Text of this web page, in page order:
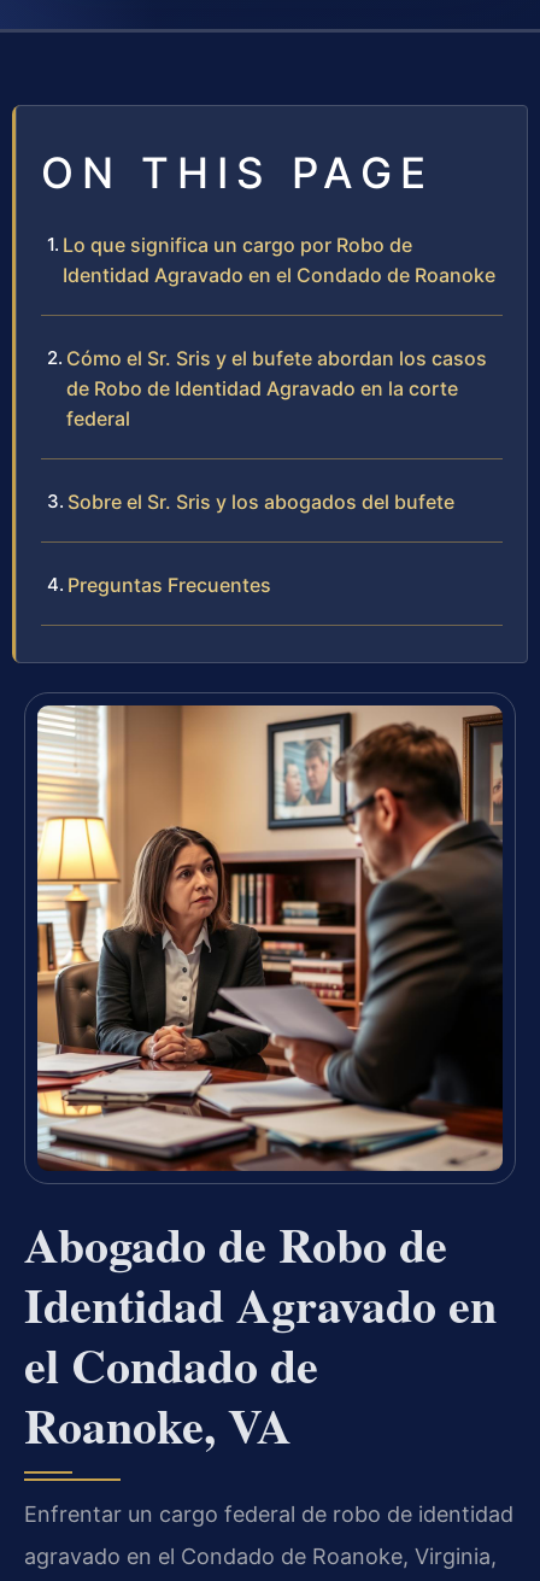
ON THIS PAGE
Lo que significa un cargo por Robo de
Identidad Agravado en el Condado de Roanoke
Cómo el Sr. Sris y el bufete abordan los casos
de Robo de Identidad Agravado en la corte
federal
Sobre el Sr. Sris y los abogados del bufete
Preguntas Frecuentes
Abogado de Robo de
Identidad Agravado en
el Condado de
Roanoke, VA
Enfrentar un cargo federal de robo de identidad
agravado en el Condado de Roanoke, Virginia,